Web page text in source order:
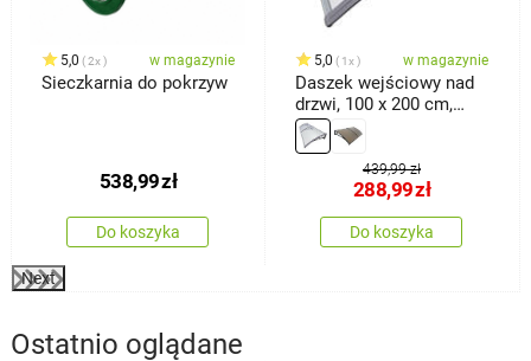
5,0 2x w magazynie
Sieczkarnia do pokrzyw
538,99zł
Do koszyka
5,0 1x w magazynie
Daszek wejściowy nad
drzwi, 100 x 200 cm,
przezroczysty,
NIEDZIELONY
439,99 zł
288,99zł
Do koszyka
Next
Ostatnio oglądane